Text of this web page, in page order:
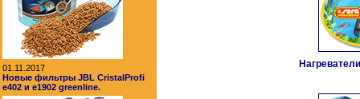
01.11.2017
Новые фильтры JBL CristalProfi
e402 и e1902 greenline.